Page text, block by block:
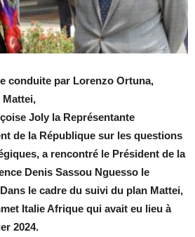
conduite par Lorenzo Ortuna,
Joly la Représentante
de la République sur les questions
a rencontré le Président de la
Denis Sassou Nguesso le
le cadre du suivi du plan Mattei,
Italie Afrique qui avait eu lieu à
2024.